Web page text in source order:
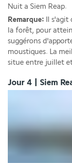
Nuit a Siem Reap.
Remarque: Il s'agit
la forêt, pour
suggérons
moustiques. La
situe entre juillet
Jour 4 | Siem